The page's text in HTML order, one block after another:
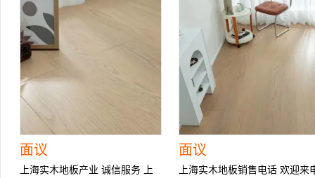
面议
上海实木地板产业 诚信服务 上
面议
上海实木地板销售电话 欢迎来